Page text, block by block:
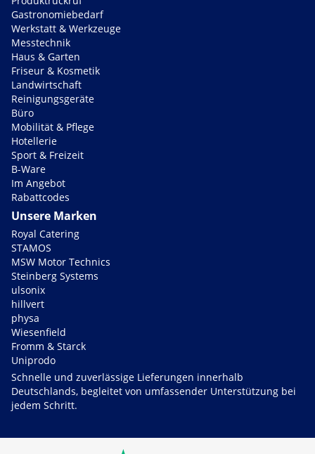
Gastronomiebedarf
Werkstatt & Werkzeuge
Messtechnik
Haus & Garten
Friseur & Kosmetik
Landwirtschaft
Reinigungsgeräte
Büro
Mobilität & Pflege
Hotellerie
Sport & Freizeit
B-Ware
Im Angebot
Rabattcodes
Unsere Marken
Royal Catering
STAMOS
MSW Motor Technics
Steinberg Systems
ulsonix
hillvert
physa
Wiesenfield
Fromm & Starck
Uniprodo
Schnelle und zuverlässige Lieferungen innerhalb
Deutschlands, begleitet von umfassender Unterstützung bei
jedem Schritt.